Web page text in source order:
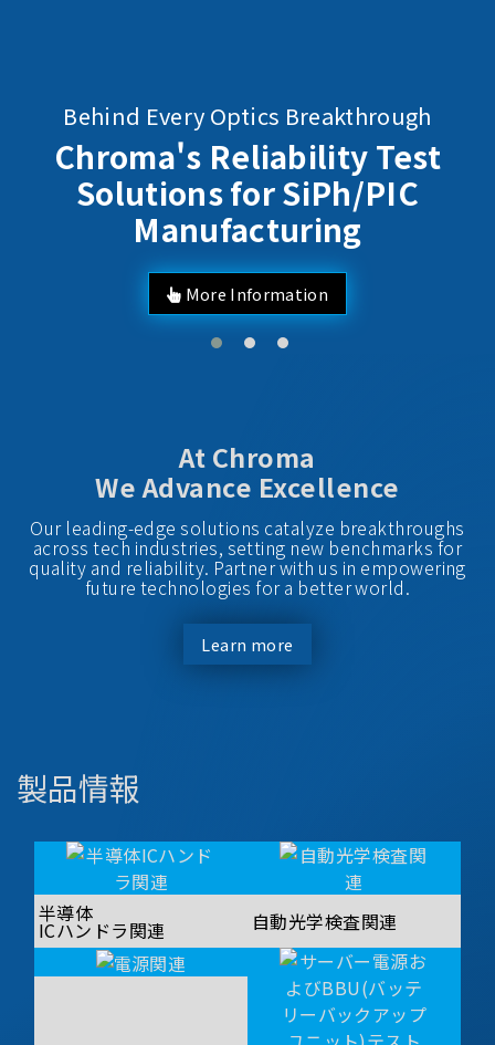
Behind Every Optics Breakthrough
Chroma's Reliability Test
Solutions for SiPh/PIC
Manufacturing
More Information
At Chroma
We Advance Excellence
Our leading-edge solutions catalyze breakthroughs
across tech industries, setting new benchmarks for
quality and reliability. Partner with us in empowering
future technologies for a better world.
Learn more
製品情報
半導体
ICハンドラ関連 自動光学検査関連